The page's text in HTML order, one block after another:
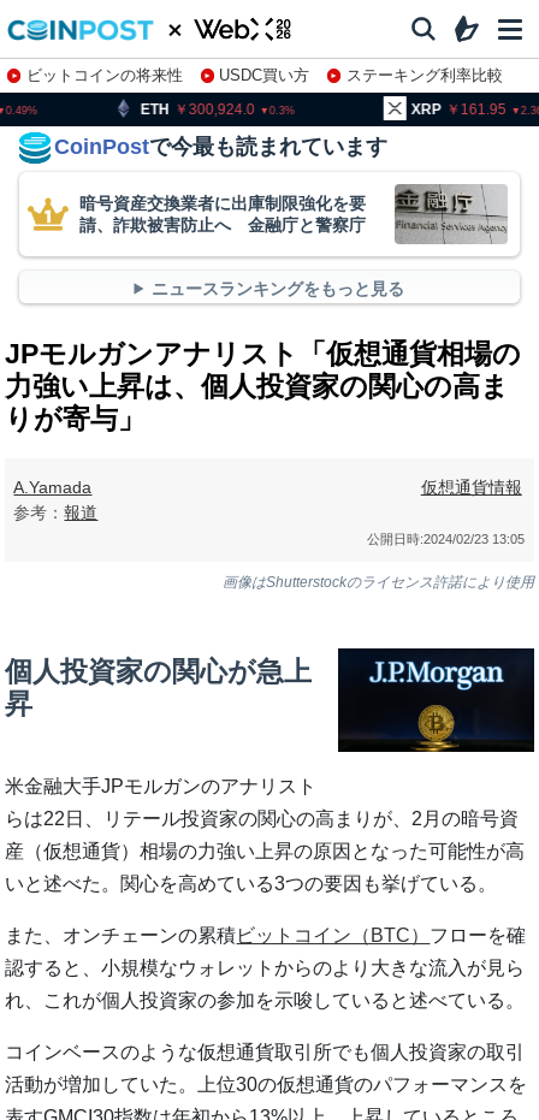
ビットコインの将来性 USDC買い方
ステーキング利率比較
株特集・関連銘柄
300,924.0 XRP 161.95 BNB
CoinPostで今最も読まれています
暗号資産交換業者に出庫制限強化を要
請、詐欺被害防止へ 金融庁と警察庁
ニュースランキングをもっと見る
JPモルガンアナリスト「仮想通貨相場の
力強い上昇は、個人投資家の関心の高ま
りが寄与」
A.Yamada
参考：報道
仮想通貨情報
公開日時:2024/02/23 13:05
画像はShutterstockのライセンス許諾により使用
個人投資家の関心が急上
昇
米金融大手JPモルガンのアナリスト
らは22日、リテール投資家の関心の高まりが、2月の暗号資
産（仮想通貨）相場の力強い上昇の原因となった可能性が高
いと述べた。関心を高めている3つの要因も挙げている。
また、オンチェーンの累積ビットコイン（BTC） フローを確
認すると、小規模なウォレットからのより大きな流入が見ら
れ、これが個人投資家の参加を示唆していると述べている。
コインベースのような仮想通貨取引所でも個人投資家の取引
活動が増加していた。上位30の仮想通貨のパフォーマンスを